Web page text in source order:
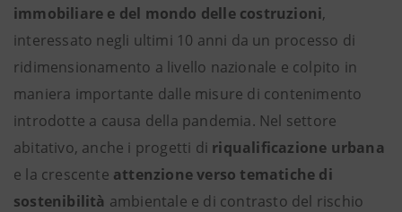
immobiliare e del mondo delle costruzioni,
interessato negli ultimi 10 anni da un processo di
ridimensionamento a livello nazionale e colpito in
maniera importante dalle misure di contenimento
introdotte a causa della pandemia. Nel settore
abitativo, anche i progetti di riqualificazione urbana
e la crescente attenzione verso tematiche di
sostenibilità ambientale e di contrasto del rischio